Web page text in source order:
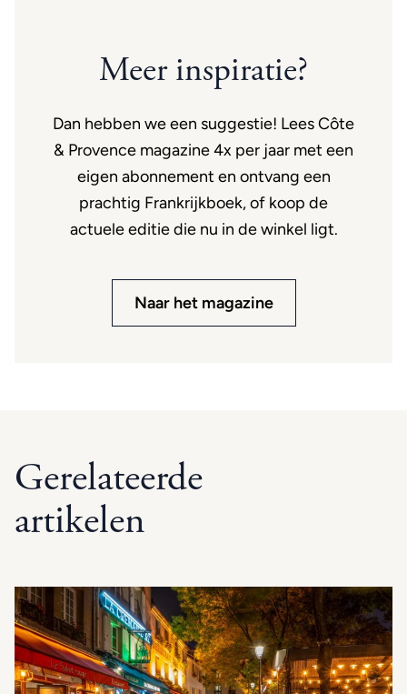
Meer inspiratie?
Dan hebben we een suggestie! Lees Côte
& Provence magazine 4x per jaar met een
eigen abonnement en ontvang een
prachtig Frankrijkboek, of koop de
actuele editie die nu in de winkel ligt.
Naar het magazine
Gerelateerde
artikelen